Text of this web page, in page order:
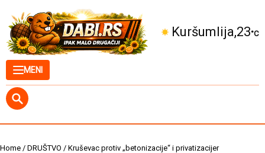
MENI
Kuršumlija 23°C
Home / DRUŠTVO / Kruševac protiv „betonizacije“ i privatizacijer